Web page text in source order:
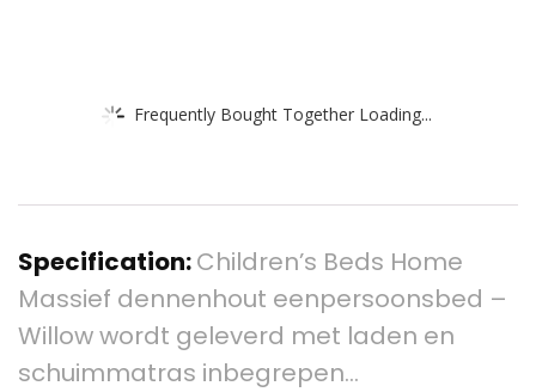
Frequently Bought Together Loading...
Specification:Children’s Beds Home
Massief dennenhout eenpersoonsbed –
Willow wordt geleverd met laden en
schuimmatras inbegrepen…